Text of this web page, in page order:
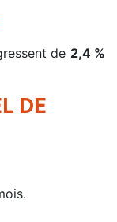
de 2,4 %
DE